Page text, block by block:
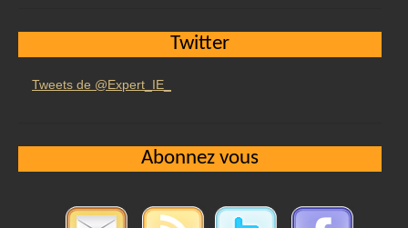
Twitter
Tweets de @Expert_IE_
Abonnez vous